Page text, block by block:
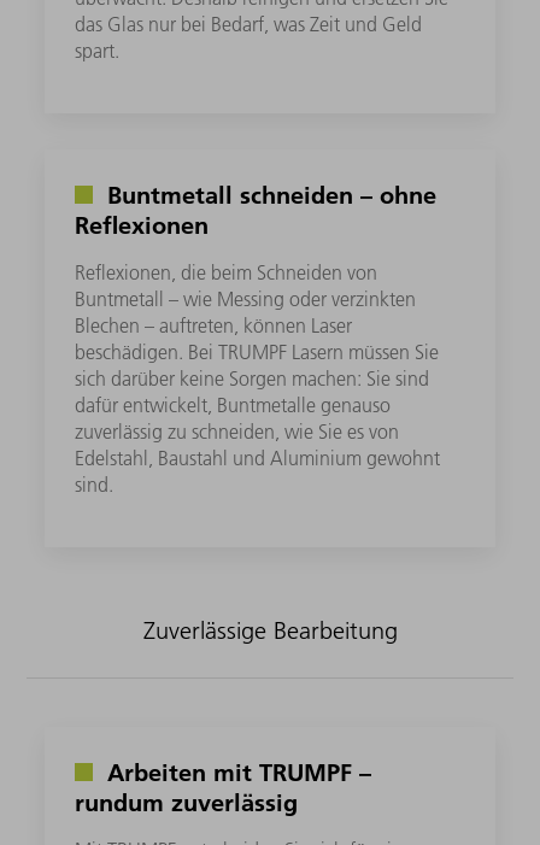
das Glas nur bei Bedarf, was Zeit und Geld
spart.
Buntmetall schneiden – ohne
Reflexionen
Reflexionen, die beim Schneiden von
Buntmetall – wie Messing oder verzinkten
Blechen – auftreten, können Laser
beschädigen. Bei TRUMPF Lasern müssen Sie
sich darüber keine Sorgen machen: Sie sind
dafür entwickelt, Buntmetalle genauso
zuverlässig zu schneiden, wie Sie es von
Edelstahl, Baustahl und Aluminium gewohnt
sind.
Zuverlässige Bearbeitung
Arbeiten mit TRUMPF –
rundum zuverlässig